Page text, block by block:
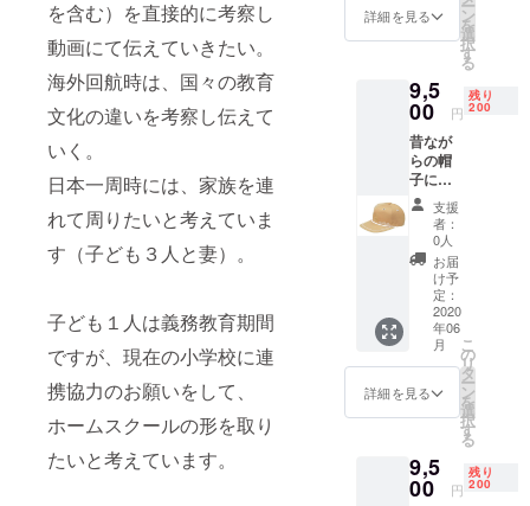
を含む）を直接的に考察し
動画にて伝えていきたい。
海外回航時は、国々の教育
文化の違いを考察し伝えて
いく。
日本一周時には、家族を連
れて周りたいと考えていま
す（子ども３人と妻）。
子ども１人は義務教育期間
ですが、現在の小学校に連
携協力のお願いをして、
ホームスクールの形を取り
たいと考えています。
可能サ
イズ:
B4サイ
可 （B4
やタブ
レッ
ト）
バック
＋旅先
からお
礼の
メール
サイズ
が変わ
ること
があり
ます
が、こ
のサイ
ズより
りませ
ん。
詳細を見る ー
ン
を
選
択
す
る
9,5
00 円
残り
200
昔なが
らの帽
子に、
刺繍。
サイズ
はフ
リーサ
イズで
す。 帽
子＋旅
先から
お礼の
メール
支援
者：
0人
お届
け予
定：
2020
年06
月
詳細を見る
こ
の
リ
タ
ー
ン
を
選
択
す
る
9,5
00 円
残り
200